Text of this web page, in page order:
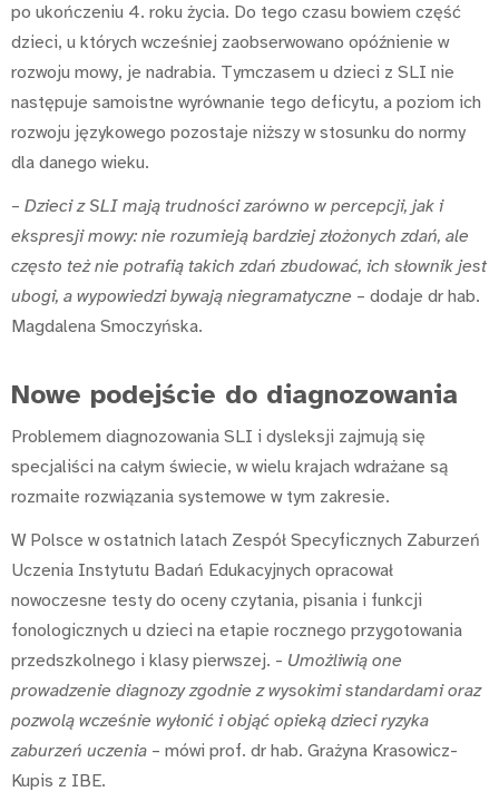
po ukończeniu 4. roku życia. Do tego czasu bowiem część
dzieci, u których wcześniej zaobserwowano opóźnienie w
rozwoju mowy, je nadrabia. Tymczasem u dzieci z SLI nie
następuje samoistne wyrównanie tego deficytu, a poziom ich
rozwoju językowego pozostaje niższy w stosunku do normy
dla danego wieku.
– Dzieci z SLI mają trudności zarówno w percepcji, jak i
ekspresji mowy: nie rozumieją bardziej złożonych zdań, ale
często też nie potrafią takich zdań zbudować, ich słownik jest
ubogi, a wypowiedzi bywają niegramatyczne – dodaje dr hab.
Magdalena Smoczyńska.
Nowe podejście do diagnozowania
Problemem diagnozowania SLI i dysleksji zajmują się
specjaliści na całym świecie, w wielu krajach wdrażane są
rozmaite rozwiązania systemowe w tym zakresie.
W Polsce w ostatnich latach Zespół Specyficznych Zaburzeń
Uczenia Instytutu Badań Edukacyjnych opracował
nowoczesne testy do oceny czytania, pisania i funkcji
fonologicznych u dzieci na etapie rocznego przygotowania
przedszkolnego i klasy pierwszej. - Umożliwią one
prowadzenie diagnozy zgodnie z wysokimi standardami oraz
pozwolą wcześnie wyłonić i objąć opieką dzieci ryzyka
zaburzeń uczenia – mówi prof. dr hab. Grażyna Krasowicz-
Kupis z IBE.